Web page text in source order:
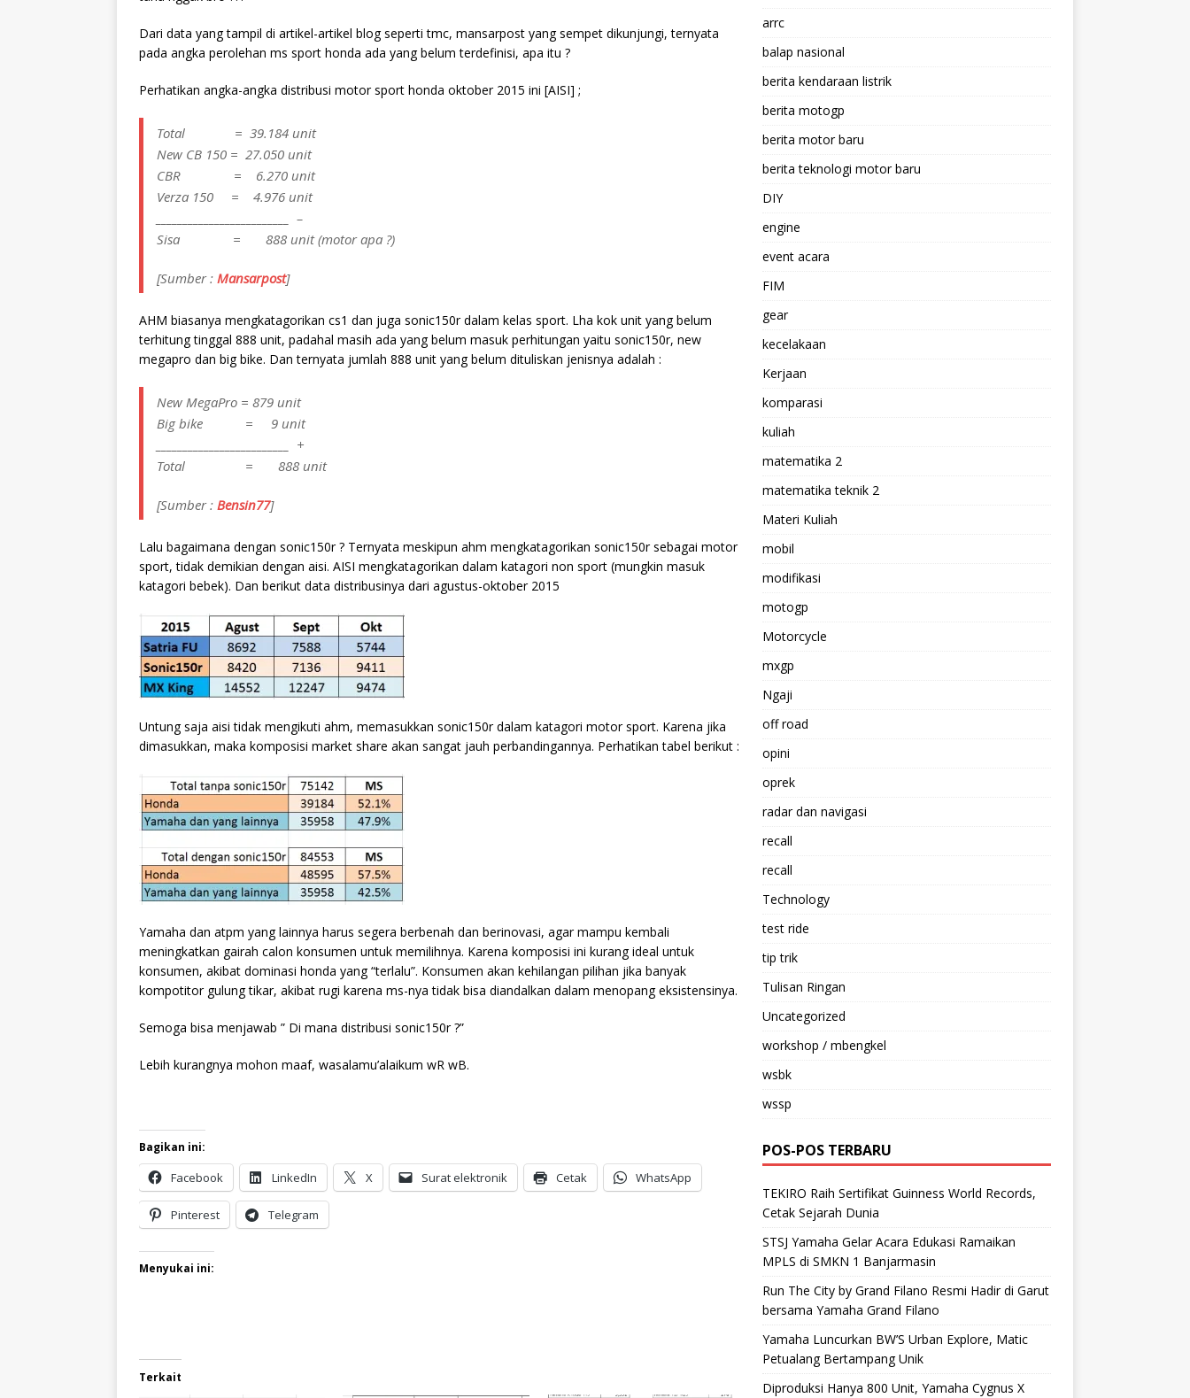
Dari data yang tampil di artikel-artikel blog seperti tmc, mansarpost yang sempet dikunjungi, ternyata
pada angka perolehan ms sport honda ada yang belum terdefinisi, apa itu ?
Perhatikan angka-angka distribusi motor sport honda oktober 2015 ini [AISI] ;
Total = 39.184 unit
New CB 150 = 27.050 unit
CBR = 6.270 unit
Verza 150 = 4.976 unit
_________________________ –
Sisa = 888 unit (motor apa ?)
[Sumber : Mansarpost]
AHM biasanya mengkatagorikan cs1 dan juga sonic150r dalam kelas sport. Lha kok unit yang belum
terhitung tinggal 888 unit, padahal masih ada yang belum masuk perhitungan yaitu sonic150r, new
megapro dan big bike. Dan ternyata jumlah 888 unit yang belum dituliskan jenisnya adalah :
New MegaPro = 879 unit
Big bike = 9 unit
_________________________ +
Total = 888 unit
[Sumber : Bensin77]
Lalu bagaimana dengan sonic150r ? Ternyata meskipun ahm mengkatagorikan sonic150r sebagai motor
sport, tidak demikian dengan aisi. AISI mengkatagorikan dalam katagori non sport (mungkin masuk
katagori bebek). Dan berikut data distribusinya dari agustus-oktober 2015
Untung saja aisi tidak mengikuti ahm, memasukkan sonic150r dalam katagori motor sport. Karena jika
dimasukkan, maka komposisi market share akan sangat jauh perbandingannya. Perhatikan tabel berikut :
Yamaha dan atpm yang lainnya harus segera berbenah dan berinovasi, agar mampu kembali
meningkatkan gairah calon konsumen untuk memilihnya. Karena komposisi ini kurang ideal untuk
konsumen, akibat dominasi honda yang “terlalu”. Konsumen akan kehilangan pilihan jika banyak
kompotitor gulung tikar, akibat rugi karena ms-nya tidak bisa diandalkan dalam menopang eksistensinya.
Semoga bisa menjawab ” Di mana distribusi sonic150r ?”
Lebih kurangnya mohon maaf, wasalamu’alaikum wR wB.
Bagikan ini:
Facebook LinkedIn X Surat elektronik Cetak WhatsApp
Pinterest Telegram
Menyukai ini:
Terkait
arrc
balap nasional
berita kendaraan listrik
berita motogp
berita motor baru
berita teknologi motor baru
DIY
engine
event acara
FIM
gear
kecelakaan
Kerjaan
komparasi
kuliah
matematika 2
matematika teknik 2
Materi Kuliah
mobil
modifikasi
motogp
Motorcycle
mxgp
Ngaji
off road
opini
oprek
radar dan navigasi
recall
recall
Technology
test ride
tip trik
Tulisan Ringan
Uncategorized
workshop / mbengkel
wsbk
wssp
POS-POS TERBARU
TEKIRO Raih Sertifikat Guinness World Records,
Cetak Sejarah Dunia
STSJ Yamaha Gelar Acara Edukasi Ramaikan
MPLS di SMKN 1 Banjarmasin
Run The City by Grand Filano Resmi Hadir di Garut
bersama Yamaha Grand Filano
Yamaha Luncurkan BW’S Urban Explore, Matic
Petualang Bertampang Unik
Diproduksi Hanya 800 Unit, Yamaha Cygnus X